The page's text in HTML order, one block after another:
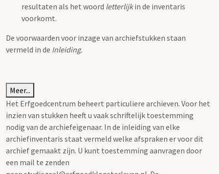
resultaten als het woord letterlijkin de inventaris
voorkomt.
De voorwaarden voor inzage van archiefstukken staan
vermeld in de Inleiding.
Meer...
Het Erfgoedcentrum beheert particuliere archieven. Voor het
inzien van stukken heeft u vaak schriftelijk toestemming
nodig van de archiefeigenaar. In de inleiding van elke
archiefinventaris staat vermeld welke afspraken er voor dit
archief gemaakt zijn. U kunt toestemming aanvragen door
een mail te zenden